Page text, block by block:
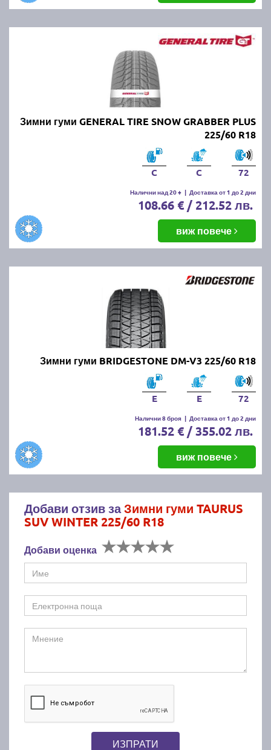
Зимни гуми GENERAL TIRE SNOW GRABBER PLUS
225/60 R18
C C 72
Налични над 20 + | Доставка от 1 до 2 дни
108.66 € / 212.52 лв.
виж повече
Зимни гуми BRIDGESTONE DM-V3 225/60 R18
E E 72
Налични 8 броя | Доставка от 1 до 2 дни
181.52 € / 355.02 лв.
виж повече
Добави отзив заЗимни гуми TAURUS
SUV WINTER 225/60 R18
Добави оценка
ИЗПРАТИ